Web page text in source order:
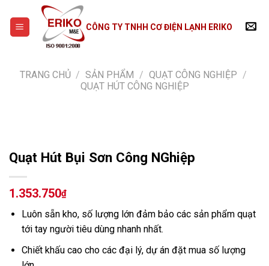
content
CÔNG TY TNHH CƠ ĐIỆN LẠNH ERIKO
TRANG CHỦ / SẢN PHẨM / QUẠT CÔNG NGHIỆP /
QUẠT HÚT CÔNG NGHIỆP
Quạt Hút Bụi Sơn Công NGhiệp
1.353.750₫
Luôn sẵn kho, số lượng lớn đảm bảo các sản phẩm quạt
tới tay người tiêu dùng nhanh nhất.
Chiết khấu cao cho các đại lý, dự án đặt mua số lượng